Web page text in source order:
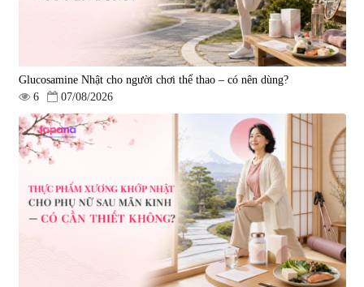
Tẩy tế bào chết Nichiei Bussan
Nano NMN+ Peeling Gel
|0
1.490.000 đ
Viên uống hỗ trợ bền thành
mạch, ngừa tai biến Elastin Plus
& Nattokinase Hokoen 80 viên
0
980.000 đ
Glucosamine Nhật cho người chơi thể thao – có nên dùng?
6
07/08/2026